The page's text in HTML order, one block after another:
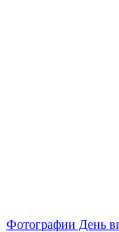
Фотографии День